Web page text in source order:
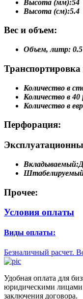
Высота (мм):54
Высота (см):5.4
Вес и объем:
Объем, литр: 0.5
Количество в
Количество в
Количество в
Перфорация:
Вкладываемый:
Прочее:
Условия оплаты
Виды оплаты:
Безналичный расчет.
Удобная оплата для
юридическими
заключения договора.